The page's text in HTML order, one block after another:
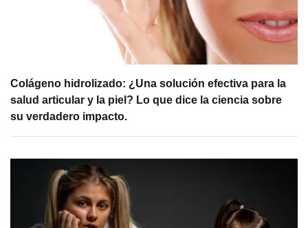
Colágeno hidrolizado: ¿Una solución efectiva para la
salud articular y la piel? Lo que dice la ciencia sobre
su verdadero impacto.